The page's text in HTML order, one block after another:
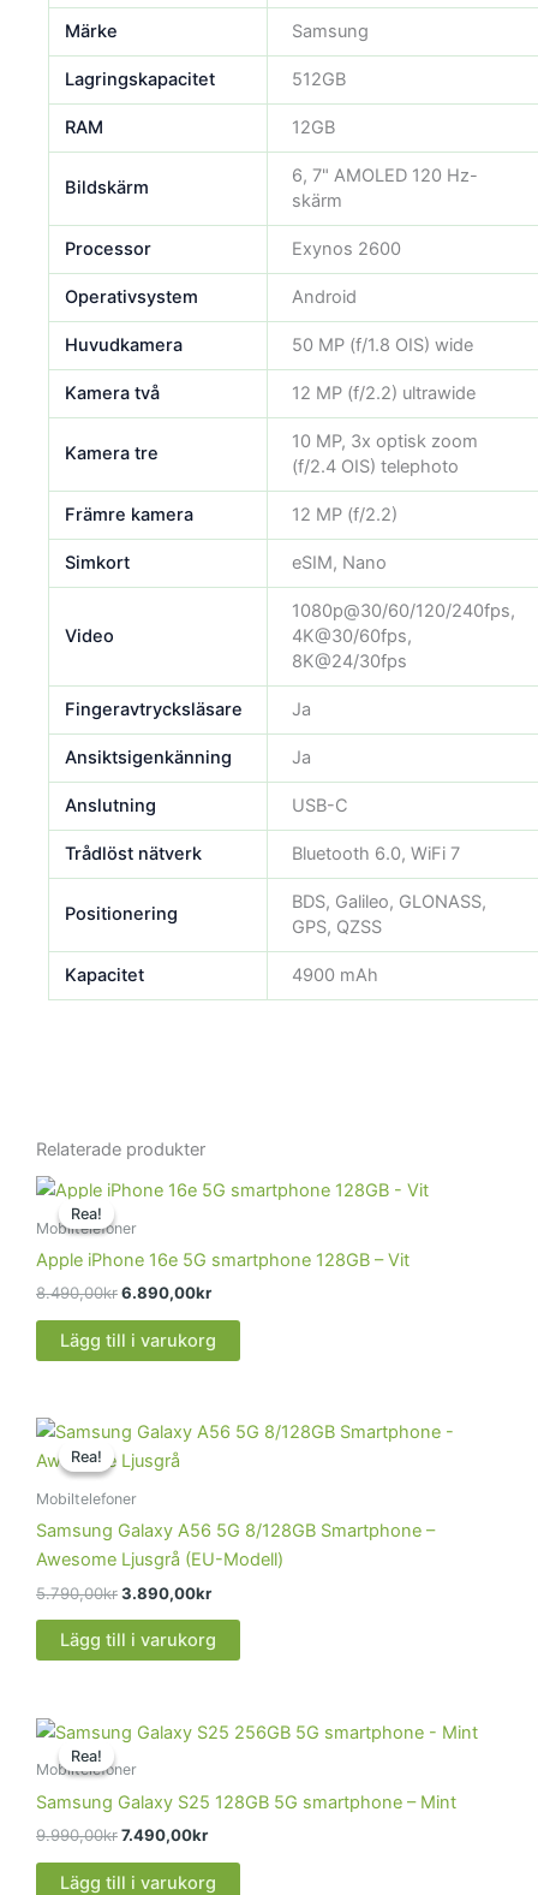
Märke Samsung
Lagringskapacitet 512GB
RAM 12GB
Bildskärm
6, 7" AMOLED 120 Hz-
skärm
Processor Exynos 2600
Operativsystem Android
Huvudkamera 50 MP (f/1.8 OIS) wide
Kamera två 12 MP (f/2.2) ultrawide
Kamera tre
10 MP, 3x optisk zoom
(f/2.4 OIS) telephoto
Främre kamera 12 MP (f/2.2)
Simkort eSIM, Nano
Video
1080p@30/60/120/240fps,
4K@30/60fps,
8K@24/30fps
Fingeravtrycksläsare Ja
Ansiktsigenkänning Ja
Anslutning USB-C
Trådlöst nätverk Bluetooth 6.0, WiFi 7
Positionering
BDS, Galileo, GLONASS,
GPS, QZSS
Kapacitet 4900 mAh
Relaterade produkter
Rea!
Rea!
Mobiltelefoner
Apple iPhone 16e 5G smartphone 128GB – Vit
8.490,00kr
Det
priset
8.490,00kr.
6.890,00kr
Det
nuvarande
6.890,00kr.
Lägg till i varukorg
Rea!
Rea!
Mobiltelefoner
Samsung Galaxy A56 5G 8/128GB Smartphone –
Awesome Ljusgrå (EU-Modell)
5.790,00kr
Det
ursprungliga
priset
5.790,00kr.
3.890,00kr
Det
nuvarande
Lägg till i varukorg
Rea!
Rea!
Mobiltelefoner
Samsung Galaxy S25 128GB 5G smartphone – Mint
9.990,00kr
Det
ursprungliga
priset
9.990,00kr.
7.490,00kr
Det
7.490,00kr.
Lägg till i varukorg